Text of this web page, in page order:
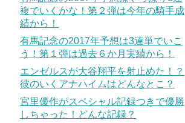
複でいくかな！第２弾は今年の騎手成
績から！
有馬記念の2017年予想は3連単でいこ
う！第１弾は過去６か月実績から！
エンゼルスが大谷翔平を射止めた！？
彼のいくアナハイムはどんなとこ？
宮里優作がスペシャル記録つきで優勝
しちゃった！どんな記録？